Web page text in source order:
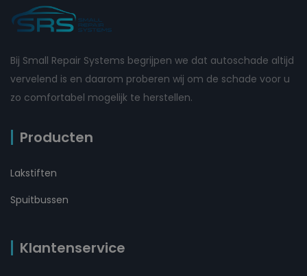
Bij Small Repair Systems begrijpen we dat autoschade altijd
vervelend is en daarom proberen wij om de schade voor u
zo comfortabel mogelijk te herstellen.
Producten
Lakstiften
Spuitbussen
Klantenservice